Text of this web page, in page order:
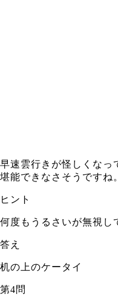
早速雲行きが怪しくなっ
堪能できなさそうですね。
ヒント
何度もうるさいが無視し
答え
机の上のケータイ
第4問